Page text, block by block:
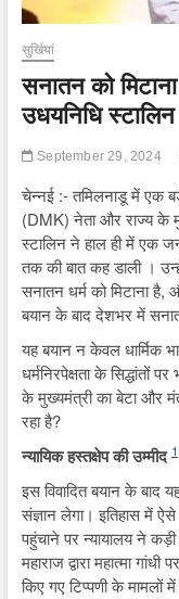
सुर्खियां
सनातन को
उधयनिधि स्टालिन
September 29, 2024
चेन्नई :- तमिलनाडू में एक
(DMK) नेता और राज्य के
स्टालिन ने हाल ही में एक
तक की बात कह डाली ।
सनातन धर्म को मिटाना
बयान के बाद देशभर में
यह बयान न केवल धार्मिक
धर्मनिरपेक्षता के सिद्धांतों
के मुख्यमंत्री का बेटा और
रहा है?
न्यायिक हस्तक्षेप की उम्मीद1
इस विवादित बयान के बाद
संज्ञान लेगा। इतिहास में
पहुंचाने पर न्यायालय ने
महाराज द्वारा महात्मा
किए गए टिप्पणी के मामलों